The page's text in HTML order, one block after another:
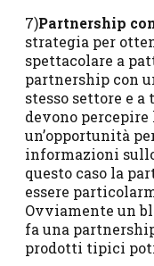
7)Partnership
strategia per
spettacolare a
partnership con
stesso settore e
devono
un’opportunità
informazioni
questo caso la
essere
Ovviamente un
fa una
prodotti tipici